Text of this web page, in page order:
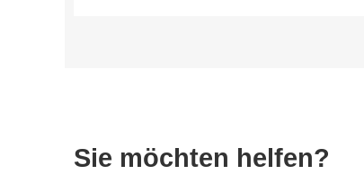
Sie möchten helfen?